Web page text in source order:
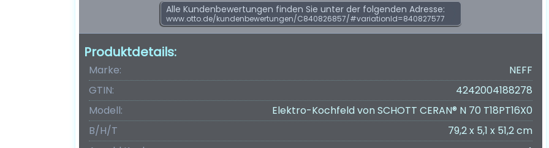
Alle Kundenbewertungen finden Sie unter der folgenden Adresse:
www.otto.de/kundenbewertungen/C840826857/#variationId=840827577
Produktdetails:
Marke:
NEFF
GTIN:
4242004188278
Modell:
Elektro-Kochfeld von SCHOTT CERAN® N 70 T18PT16X0
B/H/T
79,2 x 5,1 x 51,2 cm